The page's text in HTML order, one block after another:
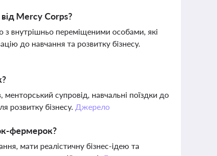
Mercy Corps?
внутрішньо переміщеними особами, які
до навчання та розвитку бізнесу.
супровід, навчальні поїздки до
розвитку бізнесу. Джерело
фермерок?
мати реалістичну бізнес-ідею та